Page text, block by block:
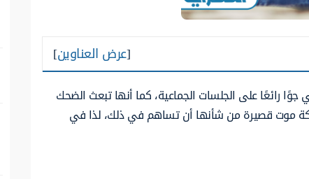
[عرض العناوين]
رائعًا على الجلسات الجماعية، كما أنها تبعث الضحك
موت قصيرة من شأنها أن تساهم في ذلك، لذا في